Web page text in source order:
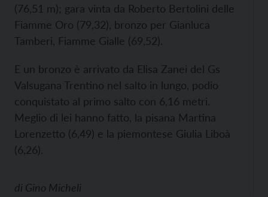
(76,51 m); gara vinta da Roberto Bertolini delle
Fiamme Oro (79,32), bronzo per Gianluca
Tamberi, Fiamme Gialle (69,52).
E un bronzo è arrivato da Elisa Zanei del Gs
Valsugana Trentino nel salto in lungo, podio
conquistato al primo salto con 6,16 metri.
Meglio di lei hanno fatto, la pisana Martina
Lorenzetto (6,49) e la piemontese Giulia Liboà
(6,26).
di Gino Micheli